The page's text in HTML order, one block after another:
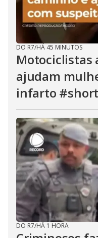
DO R7/HÁ 45 MINUTOS
Motociclistas
ajudam
infarto
DO R7/HÁ 1 HORA